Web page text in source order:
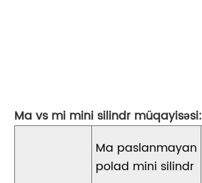
Ma vs mi mini silindr müqayisəsi:
Ma paslanmayan
polad mini silindr